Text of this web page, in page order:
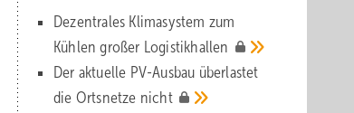
Dezentrales Klimasystem zum
Kühlen großer Logistik­hallen
Der aktuelle PV-Ausbau über­lastet
die Orts­netze nicht